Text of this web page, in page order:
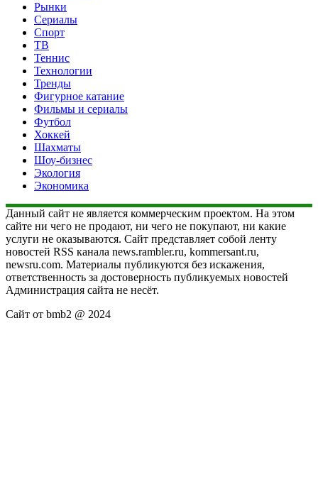
Рынки
Сериалы
Спорт
ТВ
Теннис
Технологии
Тренды
Фигурное катание
Фильмы и сериалы
Футбол
Хоккей
Шахматы
Шоу-бизнес
Экология
Экономика
Данный сайт не является коммерческим проектом. На этом
сайте ни чего не продают, ни чего не покупают, ни какие
услуги не оказываются. Сайт представляет собой ленту
новостей RSS канала news.rambler.ru, kommersant.ru,
newsru.com. Материалы публикуются без искажения,
ответственность за достоверность публикуемых новостей
Администрация сайта не несёт.
Сайт от bmb2 @ 2024